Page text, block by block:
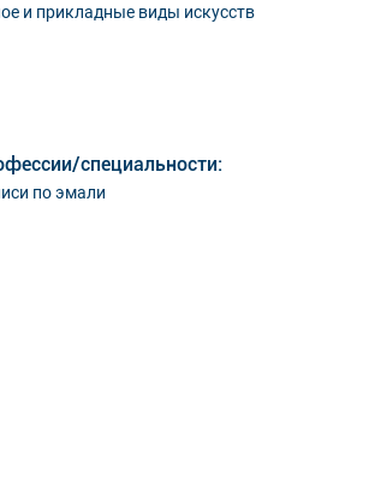
и прикладные виды искусств
специальности:
по эмали